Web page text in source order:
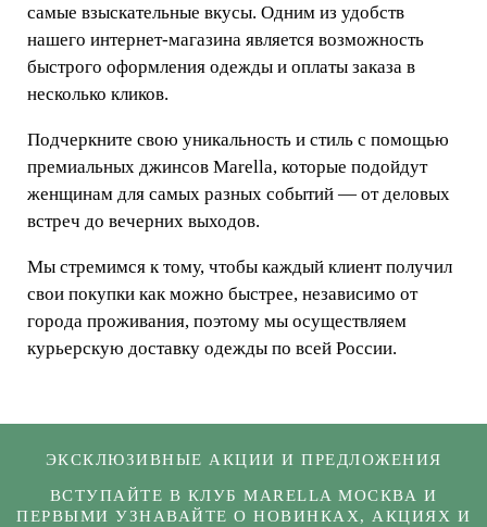
самые взыскательные вкусы. Одним из удобств
нашего интернет-магазина является возможность
быстрого оформления одежды и оплаты заказа в
несколько кликов.
Подчеркните свою уникальность и стиль с помощью
премиальных джинсов Marella, которые подойдут
женщинам для самых разных событий — от деловых
встреч до вечерних выходов.
Мы стремимся к тому, чтобы каждый клиент получил
свои покупки как можно быстрее, независимо от
города проживания, поэтому мы осуществляем
курьерскую доставку одежды по всей России.
ЭКСКЛЮЗИВНЫЕ АКЦИИ И ПРЕДЛОЖЕНИЯ
ВСТУПАЙТЕ В КЛУБ MARELLA МОСКВА И
ПЕРВЫМИ УЗНАВАЙТЕ О НОВИНКАХ, АКЦИЯХ И